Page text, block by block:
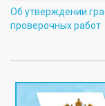
Об утверждении
проверочных работ